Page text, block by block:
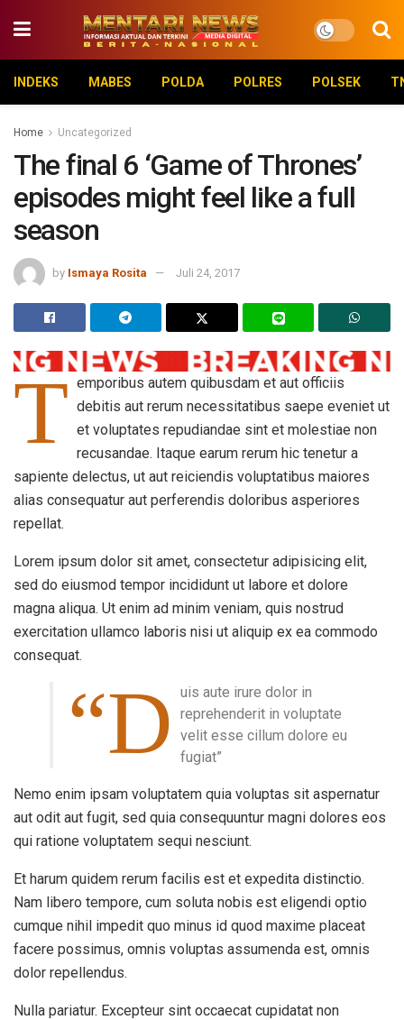
INDEKS MABES POLDA POLRES POLSEK
Home Uncategorized
The final 6 ‘Game of Thrones’
episodes might feel like a full
season
by Ismaya Rosita Juli 24, 2017
T emporibus autem quibusdam et aut officiis
debitis aut rerum necessitatibus saepe eveniet ut
et voluptates repudiandae sint et molestiae non
recusandae. Itaque earum rerum hic tenetur a
sapiente delectus, ut aut reiciendis voluptatibus maiores
alias consequatur aut perferendis doloribus asperiores
repellat.
Lorem ipsum dolor sit amet, consectetur adipisicing elit,
sed do eiusmod tempor incididunt ut labore et dolore
magna aliqua. Ut enim ad minim veniam, quis nostrud
exercitation ullamco laboris nisi ut aliquip ex ea commodo
consequat.
“D
uis aute irure dolor in
reprehenderit in voluptate
velit esse cillum dolore eu
fugiat”
Nemo enim ipsam voluptatem quia voluptas sit aspernatur
aut odit aut fugit, sed quia consequuntur magni dolores eos
qui ratione voluptatem sequi nesciunt.
Et harum quidem rerum facilis est et expedita distinctio.
Nam libero tempore, cum soluta nobis est eligendi optio
cumque nihil impedit quo minus id quod maxime placeat
facere possimus, omnis voluptas assumenda est, omnis
dolor repellendus.
Nulla pariatur. Excepteur sint occaecat cupidatat non